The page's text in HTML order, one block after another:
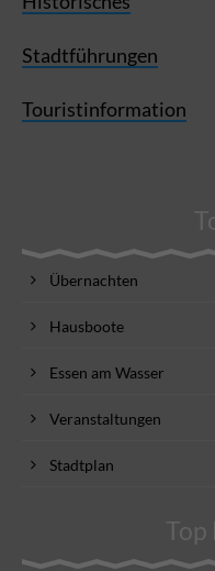
Stadtführungen
Touristinformation
Übernachten
Hausboote
Essen am Wasser
Veranstaltungen
Stadtplan
Top